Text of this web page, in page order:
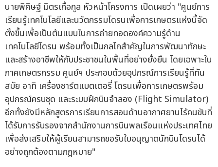
นายพิศิษฐ์ มิตรเกื้อกูล หัวหน้าโครงการ เปิดเผยว่า "ศูนย์การ
เรียนรู้เทคโนโลยีและนวัตกรรมโดรนเพื่อการเกษตรแห่งนี้จัด
ตั้งขึ้นเพื่อเป็นต้นแบบในการถ่ายทอดองค์ความรู้ด้าน
เทคโนโลยีโดรน พร้อมทั้งเป็นกลไกสำคัญในการพัฒนาทักษะ
และสร้างอาชีพให้กับประชาชนในพื้นที่อย่างยั่งยืน โดยเฉพาะใน
ภาคเกษตรกรรม ศูนย์ฯ ประกอบด้วยอุปกรณ์การเรียนรู้ที่ทัน
สมัย อาทิ เครื่องชาร์ตแบตเตอรี่ โดรนเพื่อการเกษตรพร้อม
อุปกรณ์ครบชุด และระบบฝึกบินจำลอง (Flight Simulator)
อีกทั้งยังมีหลักสูตรการเรียนการสอนด้านอากาศยานไร้คนขับที่
ได้รับการรับรองจากสำนักงานการบินพลเรือนแห่งประเทศไทย
เพื่อส่งเสริมให้ผู้เรียนสามารถขอรับใบอนุญาตนักบินโดรนได้
อย่างถูกต้องตามกฎหมาย"